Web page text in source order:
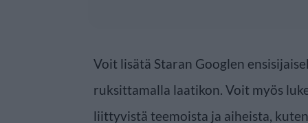
Voit lisätä Staran Googlen
ruksittamalla laatikon. Voit myös
liittyvistä teemoista ja aiheista, kuten